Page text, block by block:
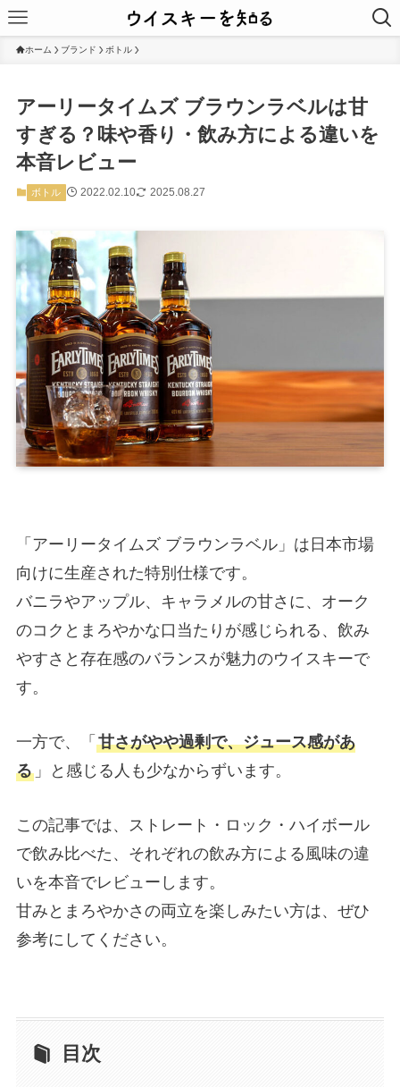
ホーム ブランド ボトル
アーリータイムズ ブラウンラベルは甘
すぎる？味や香り・飲み方による違いを
本音レビュー
ボトル 2022.02.10 2025.08.27
「アーリータイムズ ブラウンラベル」は日本市場
向けに生産された特別仕様です。
バニラやアップル、キャラメルの甘さに、オーク
のコクとまろやかな口当たりが感じられる、飲み
やすさと存在感のバランスが魅力のウイスキーで
す。
一方で、「 甘さがやや過剰で、ジュース感があ
る」と感じる人も少なからずいます。
この記事では、ストレート・ロック・ハイボール
で飲み比べた、それぞれの飲み方による風味の違
いを本音でレビューします。
甘みとまろやかさの両立を楽しみたい方は、ぜひ
参考にしてください。
目次